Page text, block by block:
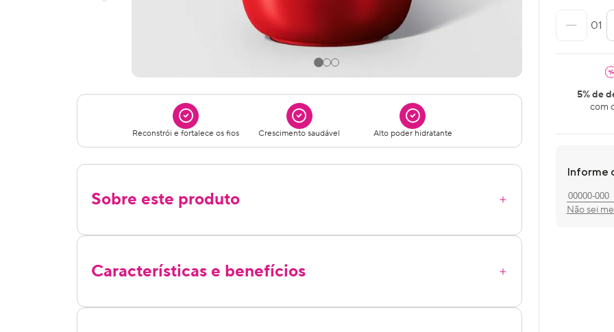
Reconstrói e fortalece os fios Crescimento saudável Alto poder hidratante
Sobre este produto
Características e benefícios
01
5% de
com
Informe
Não sei